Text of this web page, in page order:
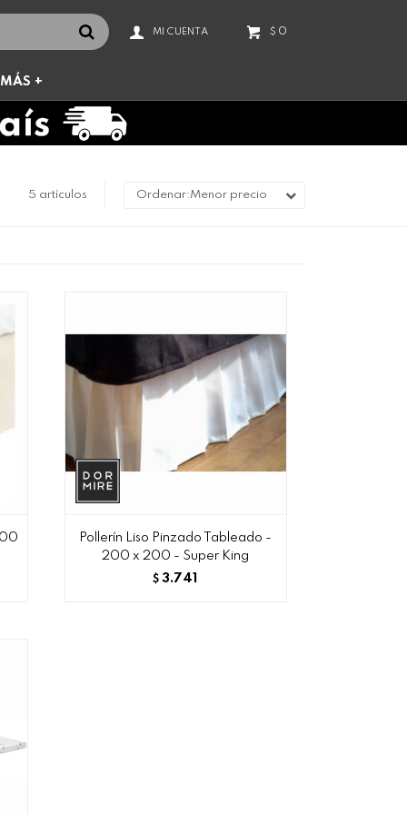
MÁS +
$ 0
5 artículos Menor precio
Pollerín Liso Pinzado Tableado -
200 x 200 - Super King
$ 3.741